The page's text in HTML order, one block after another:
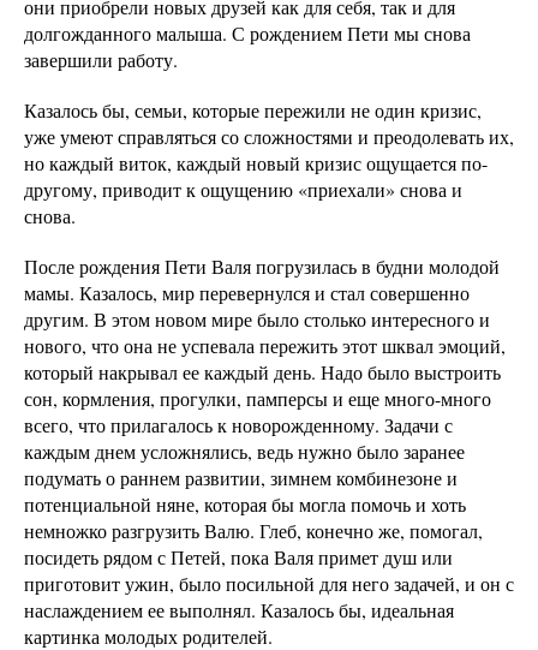
они приобрели новых друзей как для себя, так и для
долгожданного малыша. С рождением Пети мы снова
завершили работу.
Казалось бы, семьи, которые пережили не один кризис,
уже умеют справляться со сложностями и преодолевать их,
но каждый виток, каждый новый кризис ощущается по-
другому, приводит к ощущению «приехали» снова и
снова.
После рождения Пети Валя погрузилась в будни молодой
мамы. Казалось, мир перевернулся и стал совершенно
другим. В этом новом мире было столько интересного и
нового, что она не успевала пережить этот шквал эмоций,
который накрывал ее каждый день. Надо было выстроить
сон, кормления, прогулки, памперсы и еще много-много
всего, что прилагалось к новорожденному. Задачи с
каждым днем усложнялись, ведь нужно было заранее
подумать о раннем развитии, зимнем комбинезоне и
потенциальной няне, которая бы могла помочь и хоть
немножко разгрузить Валю. Глеб, конечно же, помогал,
посидеть рядом с Петей, пока Валя примет душ или
приготовит ужин, было посильной для него задачей, и он с
наслаждением ее выполнял. Казалось бы, идеальная
картинка молодых родителей.